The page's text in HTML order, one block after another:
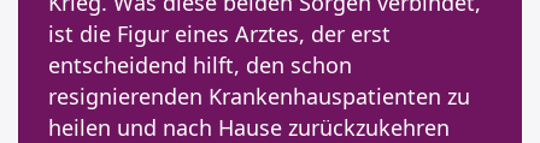
ist die Figur eines Arztes, der erst
entscheidend hilft, den schon
resignierenden Krankenhauspatienten zu
heilen und nach Hause zurückzukehren